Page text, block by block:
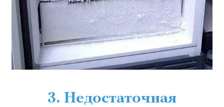
3. Недостаточная